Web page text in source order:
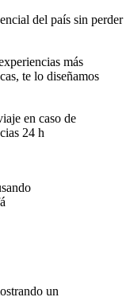
del país sin perder
más
te lo diseñamos
en caso de
24 h